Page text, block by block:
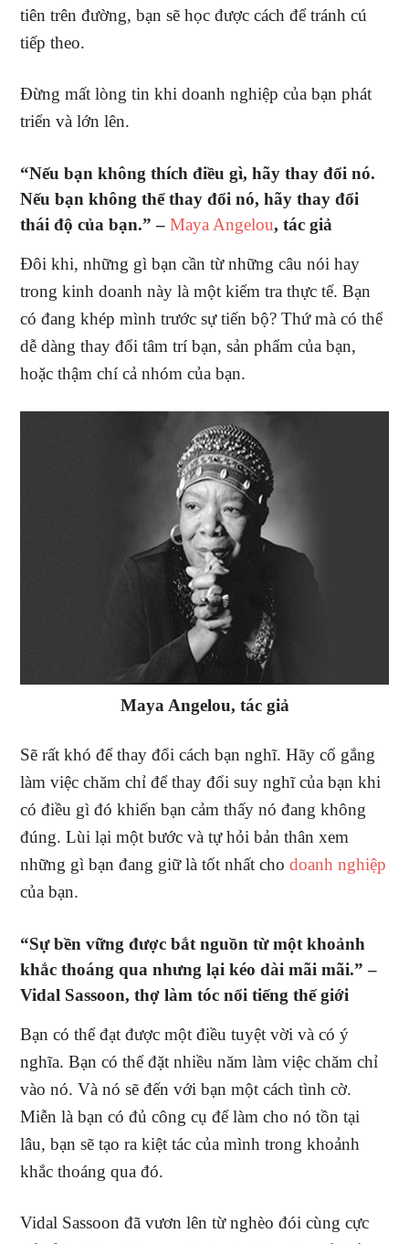
tiên trên đường, bạn sẽ học được cách để tránh cú
tiếp theo.
Đừng mất lòng tin khi doanh nghiệp của bạn phát
triển và lớn lên.
“Nếu bạn không thích điều gì, hãy thay đổi nó.
Nếu bạn không thể thay đổi nó, hãy thay đổi
thái độ của bạn.” –Maya Angelou, tác giả
Đôi khi, những gì bạn cần từ những câu nói hay
trong kinh doanh này là một kiểm tra thực tế. Bạn
có đang khép mình trước sự tiến bộ? Thứ mà có thể
dễ dàng thay đổi tâm trí bạn, sản phẩm của bạn,
hoặc thậm chí cả nhóm của bạn.
Maya Angelou, tác giả
Sẽ rất khó để thay đổi cách bạn nghĩ. Hãy cố gắng
làm việc chăm chỉ để thay đổi suy nghĩ của bạn khi
có điều gì đó khiến bạn cảm thấy nó đang không
đúng. Lùi lại một bước và tự hỏi bản thân xem
những gì bạn đang giữ là tốt nhất chodoanh nghiệp
của bạn.
“Sự bền vững được bắt nguồn từ một khoảnh
khắc thoáng qua nhưng lại kéo dài mãi mãi.” –
Vidal Sassoon, thợ làm tóc nổi tiếng thế giới
Bạn có thể đạt được một điều tuyệt vời và có ý
nghĩa. Bạn có thể đặt nhiều năm làm việc chăm chỉ
vào nó. Và nó sẽ đến với bạn một cách tình cờ.
Miễn là bạn có đủ công cụ để làm cho nó tồn tại
lâu, bạn sẽ tạo ra kiệt tác của mình trong khoảnh
khắc thoáng qua đó.
Vidal Sassoon đã vươn lên từ nghèo đói cùng cực